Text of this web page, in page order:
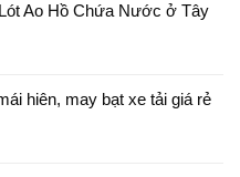
Ao Hồ Chứa Nước ở Tây
hiên, may bạt xe tải giá rẻ